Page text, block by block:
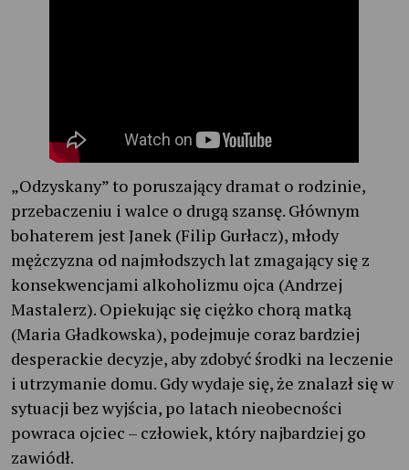
„Odzyskany” to poruszający dramat o rodzinie,
przebaczeniu i walce o drugą szansę. Głównym
bohaterem jest Janek (Filip Gurłacz), młody
mężczyzna od najmłodszych lat zmagający się z
konsekwencjami alkoholizmu ojca (Andrzej
Mastalerz). Opiekując się ciężko chorą matką
(Maria Gładkowska), podejmuje coraz bardziej
desperackie decyzje, aby zdobyć środki na leczenie
i utrzymanie domu. Gdy wydaje się, że znalazł się w
sytuacji bez wyjścia, po latach nieobecności
powraca ojciec – człowiek, który najbardziej go
zawiódł.